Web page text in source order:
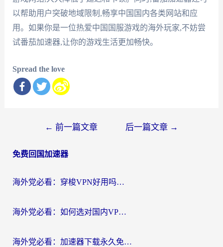
以帮助用户突破地域限制,畅享中国国内各类网站和应
用。如果你是一位热爱中国国服游戏的海外玩家,不妨尝
试番茄加速器,让你的游戏生活更加畅快。
Spread the love
导
← 前一篇文章 后一篇文章 →
免费回国加速器
海外党必看：穿梭VPN好用吗？和云帆VPN对比哪个回国效果更好？附真实测评+避坑指南
海外党必看：如何选对国内VPN，实现无缝访问国内资源？
海外党必看：加速器下载永久免费版真的存在吗？教你无缝访问国内资源的正确姿势